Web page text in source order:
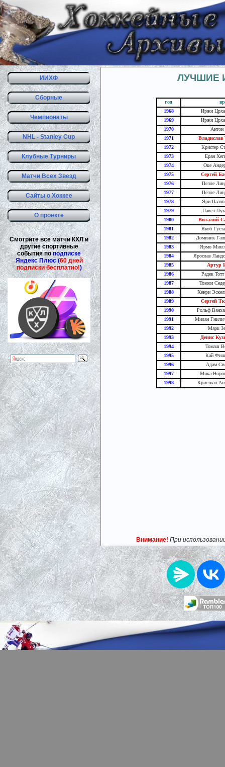
ИИХФ
Сборные
Чемпионаты
NHL - Stanley Cup
Клубные Турниры
Матчи Всех Звезд
Сайты о Хоккее
О проекте
Смотрите все матчи КХЛ и
другие спортивные
события поподписке
Яндекс Плюс (60 дней
подписки бесплатно!)
ЛУЧШИЕ
год
1968
Иржи Црха
1969
Иржи Црха
1970
1971
1972
Кристер
1973
Еран
1974
Оке
1975
Сергей
1976
Пелле
1977
Пелле
1978
Яри
1979
Павел
1980
Виталий
1981
Якоб
1982
Доминик
1983
Ярмо
1984
Ярослав
1985
Артур
1986
Радек
1987
Томми
1988
Хенри
1989
Сергей
1990
Рольф
1991
Милан
1992
Марк
1993
Денис
1994
Томаш
1995
Кай
1996
Адам
1997
Мика
1998
Кристиан
Внимание! При